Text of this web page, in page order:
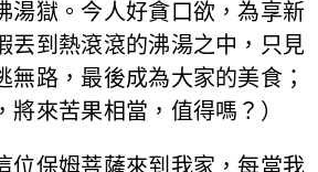
湯獄。今人好貪口欲，為享新
丟到熱滾滾的沸湯之中，只見
無路，最後成為大家的美食；
來苦果相當，值得嗎？）
保姆菩薩來到我家，每當我